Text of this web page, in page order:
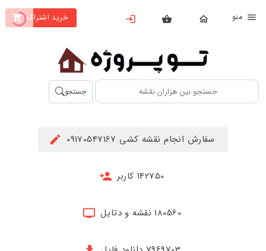
خرید اشتراک
بستن
محصولات
تهیه
اشتراک
جستجو
سفارش انجام نقشه کشی 09170547167
142750 کاربر
180560 نقشه و دتایل